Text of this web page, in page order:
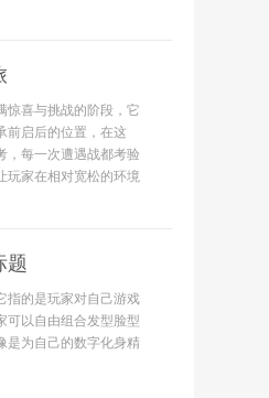
惊喜与挑战的阶段，它
前启后的位置，在这
，每一次遭遇战都考验
玩家在相对宽松的环境
题
指的是玩家对自己游戏
可以自由组合发型脸型
是为自己的数字化身精